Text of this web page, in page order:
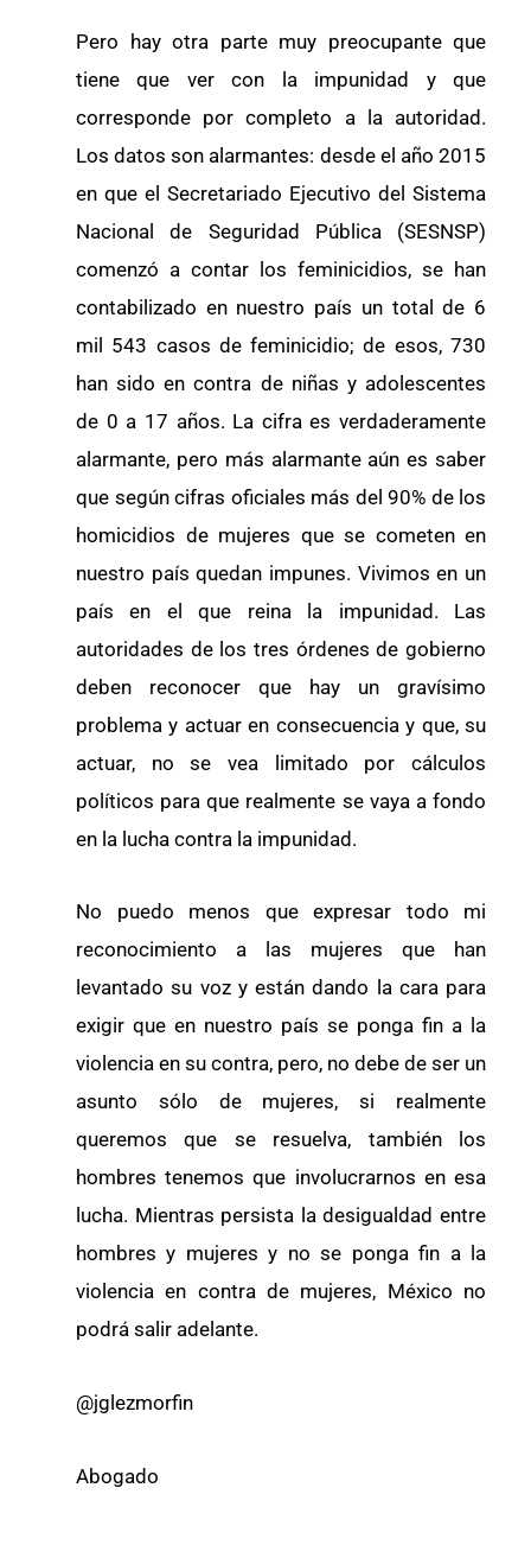
Pero hay otra parte muy preocupante que
tiene que ver con la impunidad y que
corresponde por completo a la autoridad.
Los datos son alarmantes: desde el año 2015
en que el Secretariado Ejecutivo del Sistema
Nacional de Seguridad Pública (SESNSP)
comenzó a contar los feminicidios, se han
contabilizado en nuestro país un total de 6
mil 543 casos de feminicidio; de esos, 730
han sido en contra de niñas y adolescentes
de 0 a 17 años. La cifra es verdaderamente
alarmante, pero más alarmante aún es saber
que según cifras oficiales más del 90% de los
homicidios de mujeres que se cometen en
nuestro país quedan impunes. Vivimos en un
país en el que reina la impunidad. Las
autoridades de los tres órdenes de gobierno
deben reconocer que hay un gravísimo
problema y actuar en consecuencia y que, su
actuar, no se vea limitado por cálculos
políticos para que realmente se vaya a fondo
en la lucha contra la impunidad.
No puedo menos que expresar todo mi
reconocimiento a las mujeres que han
levantado su voz y están dando la cara para
exigir que en nuestro país se ponga fin a la
violencia en su contra, pero, no debe de ser un
asunto sólo de mujeres, si realmente
queremos que se resuelva, también los
hombres tenemos que involucrarnos en esa
lucha. Mientras persista la desigualdad entre
hombres y mujeres y no se ponga fin a la
violencia en contra de mujeres, México no
podrá salir adelante.
@jglezmorfin
Abogado